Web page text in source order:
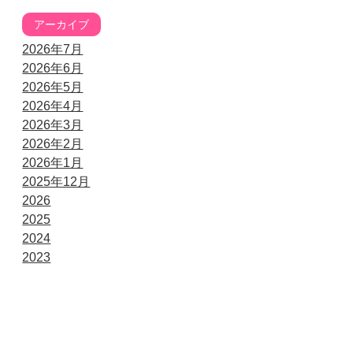
アーカイブ
2026年7月
2026年6月
2026年5月
2026年4月
2026年3月
2026年2月
2026年1月
2025年12月
2026
2025
2024
2023